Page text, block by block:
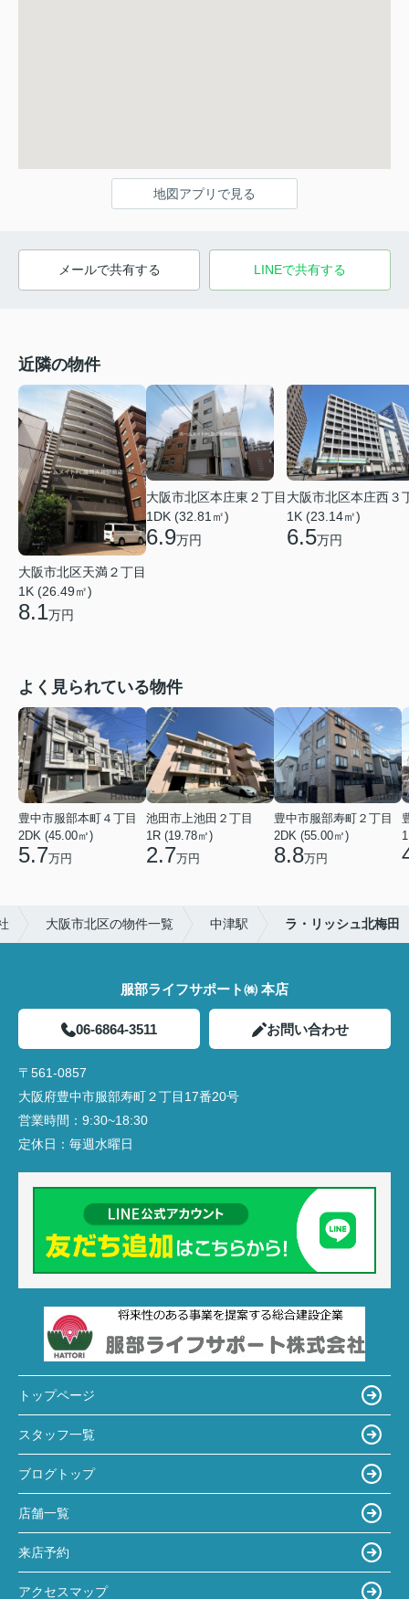
地図アプリで見る
メールで共有する LINEで共有する
近隣の物件
大阪市北区天満２丁目
1K (26.49㎡)
8.1万円
大阪市北区本庄東２丁目
1DK (32.81㎡)
6.9万円
大阪市北区本庄西３
1K (23.14㎡)
6.5万円
よく見られている物件
豊中市服部本町４丁目
2DK (45.00㎡)
5.7万円
池田市上池田２丁目
1R (19.78㎡)
2.7万円
豊中市服部寿町２丁目
2DK (55.00㎡)
8.8万円
大阪市北区の物件一覧 中津駅 ラ・リッシュ北梅田
服部ライフサポート㈱ 本店
06-6864-3511 お問い合わせ
〒561-0857
大阪府豊中市服部寿町２丁目17番20号
営業時間： 9:30~18:30
定休日： 毎週水曜日
トップページ
スタッフ一覧
ブログトップ
店舗一覧
来店予約
アクセスマップ